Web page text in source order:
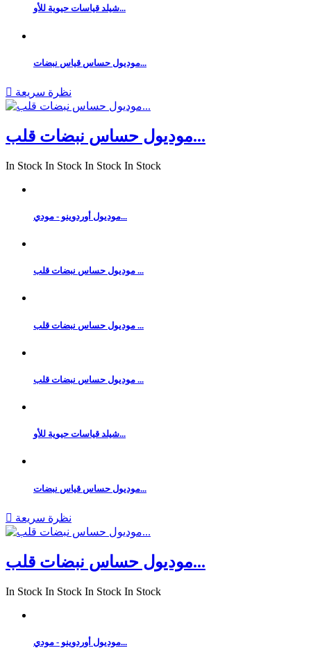
شيلد قياسات حيوية للأو...
موديول حساس قياس نبضات...
 نظرة سريعة
موديول حساس نبضات قلب...
In Stock In Stock In Stock In Stock
موديول أوردوينو - مودي...
موديول حساس نبضات قلب ...
موديول حساس نبضات قلب ...
موديول حساس نبضات قلب ...
شيلد قياسات حيوية للأو...
موديول حساس قياس نبضات...
 نظرة سريعة
موديول حساس نبضات قلب...
In Stock In Stock In Stock In Stock
موديول أوردوينو - مودي...